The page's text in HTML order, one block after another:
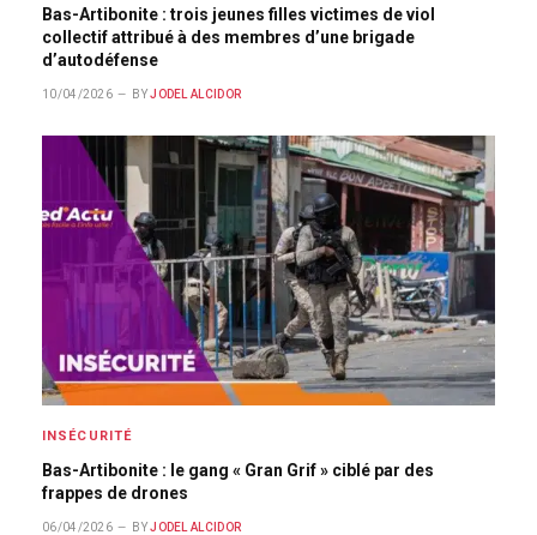
Bas-Artibonite : trois jeunes filles victimes de viol
collectif attribué à des membres d’une brigade
d’autodéfense
10/04/2026 BY JODEL ALCIDOR
INSÉCURITÉ
Bas-Artibonite : le gang « Gran Grif » ciblé par des
frappes de drones
06/04/2026 BY JODEL ALCIDOR